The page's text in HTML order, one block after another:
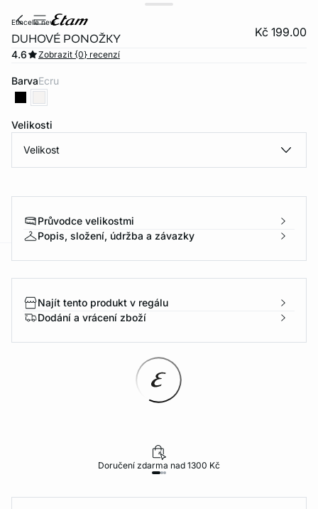
etincelle new
DUHOVÉ PONOŽKY Kč 199.00
4.6 Zobrazit {0} recenzí
Barva ecru
Velikosti
Velikost
Průvodce velikostmi
Popis, složení, údržba a závazky
Najít tento produkt v regálu
Dodání a vrácení zboží
Doručení zdarma nad 1300 Kč